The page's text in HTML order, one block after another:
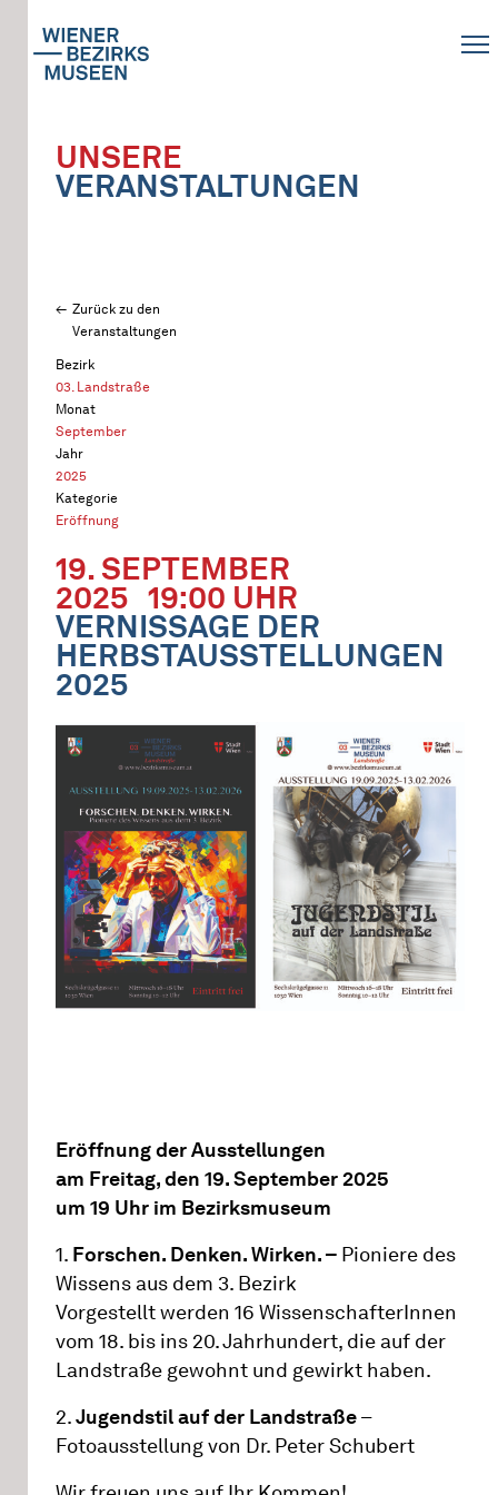
UNSERE
VERANSTALTUNGEN
Zurück zu den
Veranstaltungen
Bezirk
03. Landstraße
Monat
September
Jahr
2025
Kategorie
Eröffnung
19. SEPTEMBER
2025 19:00 UHR
VERNISSAGE DER
HERBSTAUSSTELLUNGEN
2025
Eröffnung der Ausstellungen
am Freitag, den 19. September 2025
um 19 Uhr im Bezirksmuseum
1. Forschen. Denken. Wirken. – Pioniere des
Wissens aus dem 3. Bezirk
Vorgestellt werden 16 WissenschafterInnen
vom 18. bis ins 20. Jahrhundert, die auf der
Landstraße gewohnt und gewirkt haben.
2.Jugendstil auf der Landstraße–
Fotoausstellung von Dr. Peter Schubert